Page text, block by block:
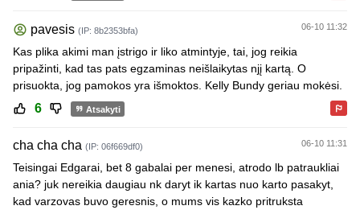
pavesis (IP: 8b2353bfa) 06-10 11:32
Kas plika akimi man įstrigo ir liko atmintyje, tai, jog reikia
pripažinti, kad tas pats egzaminas neišlaikytas njį kartą. O
prisuokta, jog pamokos yra išmoktos. Kelly Bundy geriau mokėsi.
6 Atsakyti
cha cha cha (IP: 06f669df0) 06-10 11:31
Teisingai Edgarai, bet 8 gabalai per menesi, atrodo lb patraukliai
ania? juk nereikia daugiau nk daryt ik kartas nuo karto pasakyt,
kad varzovas buvo geresnis, o mums vis kazko pritruksta